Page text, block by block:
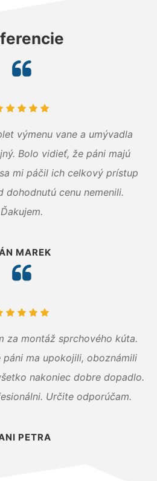
výmenu vane a umývadla
Bolo vidieť, že páni majú
mi páčil ich celkový prístup
dohodnutú cenu nemenili.
Ďakujem.
MAREK
za montáž sprchového kúta.
páni ma upokojili, oboznámili
nakoniec dobre dopadlo.
Určite odporúčam.
PETRA